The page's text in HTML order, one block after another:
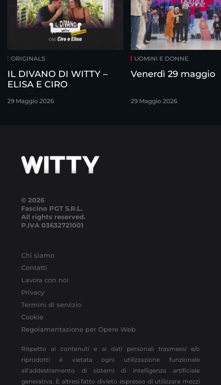
ORIGINALS
IL DIVANO DI WITTY –
ELISA E CIRO
29 Maggio 2026
UOMINI E DONNE
Venerdì 29 maggio
29 Maggio 2026
© 2026
Fascino PGT S.R.L.
All rights reserved.
P.IVA 03632721001
Chi siamo
Contatti
Lavora con noi
Privacy
Termini di servizio
Cookie
Regolamentazione per Opere Web
Rispetto ai contenuti e ai dati personali trasmessi e/o
riprodotti è vietata ogni utilizzazione funzionale
all’addestramento di sistemi di intelligenza artificiale
generativa. È altresì fatto divieto espresso di utilizzare mezzi